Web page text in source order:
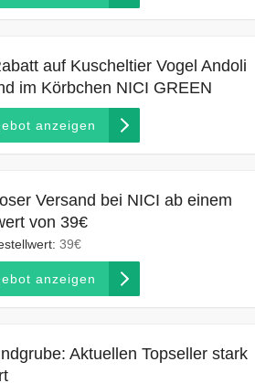
auf Kuscheltier Vogel Andoli
im Körbchen NICI GREEN
anzeigen
Versand bei NICI ab einem
von 39€
39€
anzeigen
Aktuellen Topseller stark